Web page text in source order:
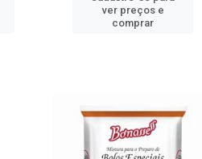
ver preços e
comprar